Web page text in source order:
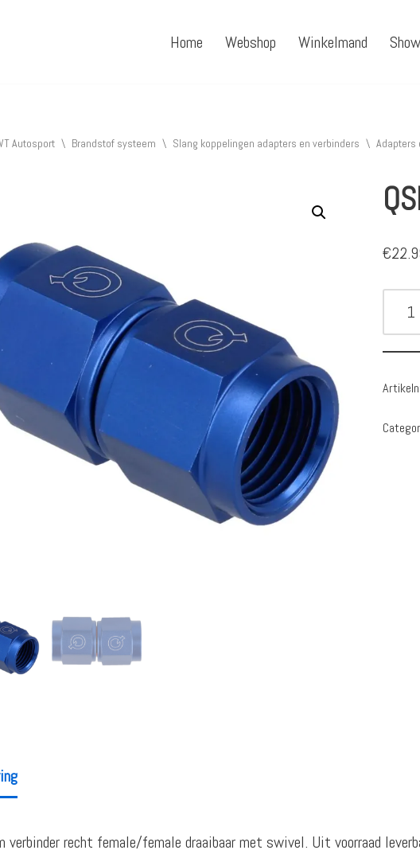
Home Webshop Winkelmand
Autosport \ Brandstof systeem \ Slang koppelingen adapters en verbinders \ Adapters
€
verbinder recht female/female draaibaar met swivel. Uit voorraad